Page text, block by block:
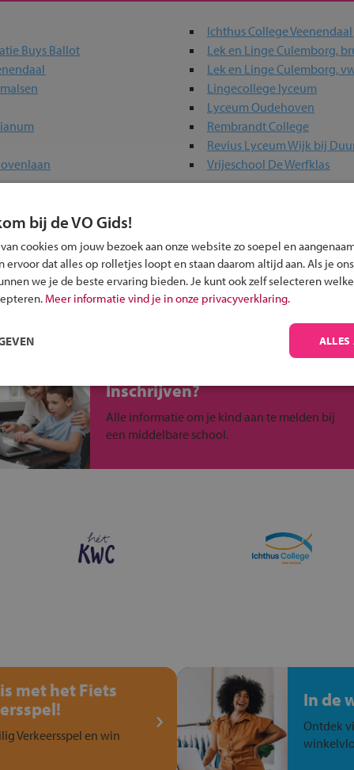
Buys Ballot
Ichthus College Veenendaal
Lek en Linge Culemborg,
Lek en Linge Culemborg,
Lingecollege lyceum
Lyceum Oudehoven
Rembrandt College
Revius Lyceum Wijk bij
Vrijeschool De Werfklas
jouw regio
past bij jou?
Inschrijven?
Alle informatie om je kind aan te melden bij
een middelbare school.
met het Fiets
Verkeersspel en win
In de
Ontdek
bij de VO Gids!
cookies om jouw bezoek aan onze website zo soepel en
ervoor dat alles op rolletjes loopt en staan daarom altijd aan. Als je
we je de beste ervaring bieden. Je kunt ook zelf selecteren
Meer informatie vind je in onze privacyverklaring.
ALLES